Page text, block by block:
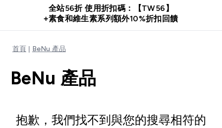
全站56折 使用折扣碼：【TW56】
+素食和維生素系列額外10%折扣回饋
首頁 BeNu 產品
BeNu 產品
抱歉，我們找不到與您的搜尋相符的